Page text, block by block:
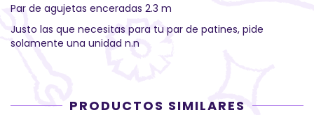
Par de agujetas enceradas 2.3 m
Justo las que necesitas para tu par de patines, pide
solamente una unidad n.n
PRODUCTOS SIMILARES